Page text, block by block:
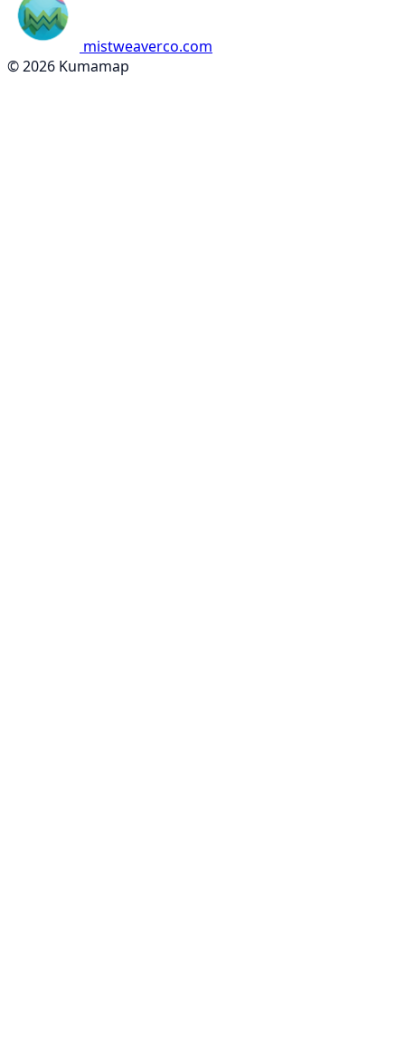
mistweaverco.com
© 2026 Kumamap